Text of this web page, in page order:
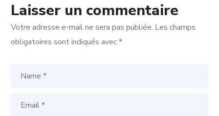
Laisser un commentaire
Votre adresse e-mail ne sera pas publiée. Les champs
obligatoires sont indiqués avec*